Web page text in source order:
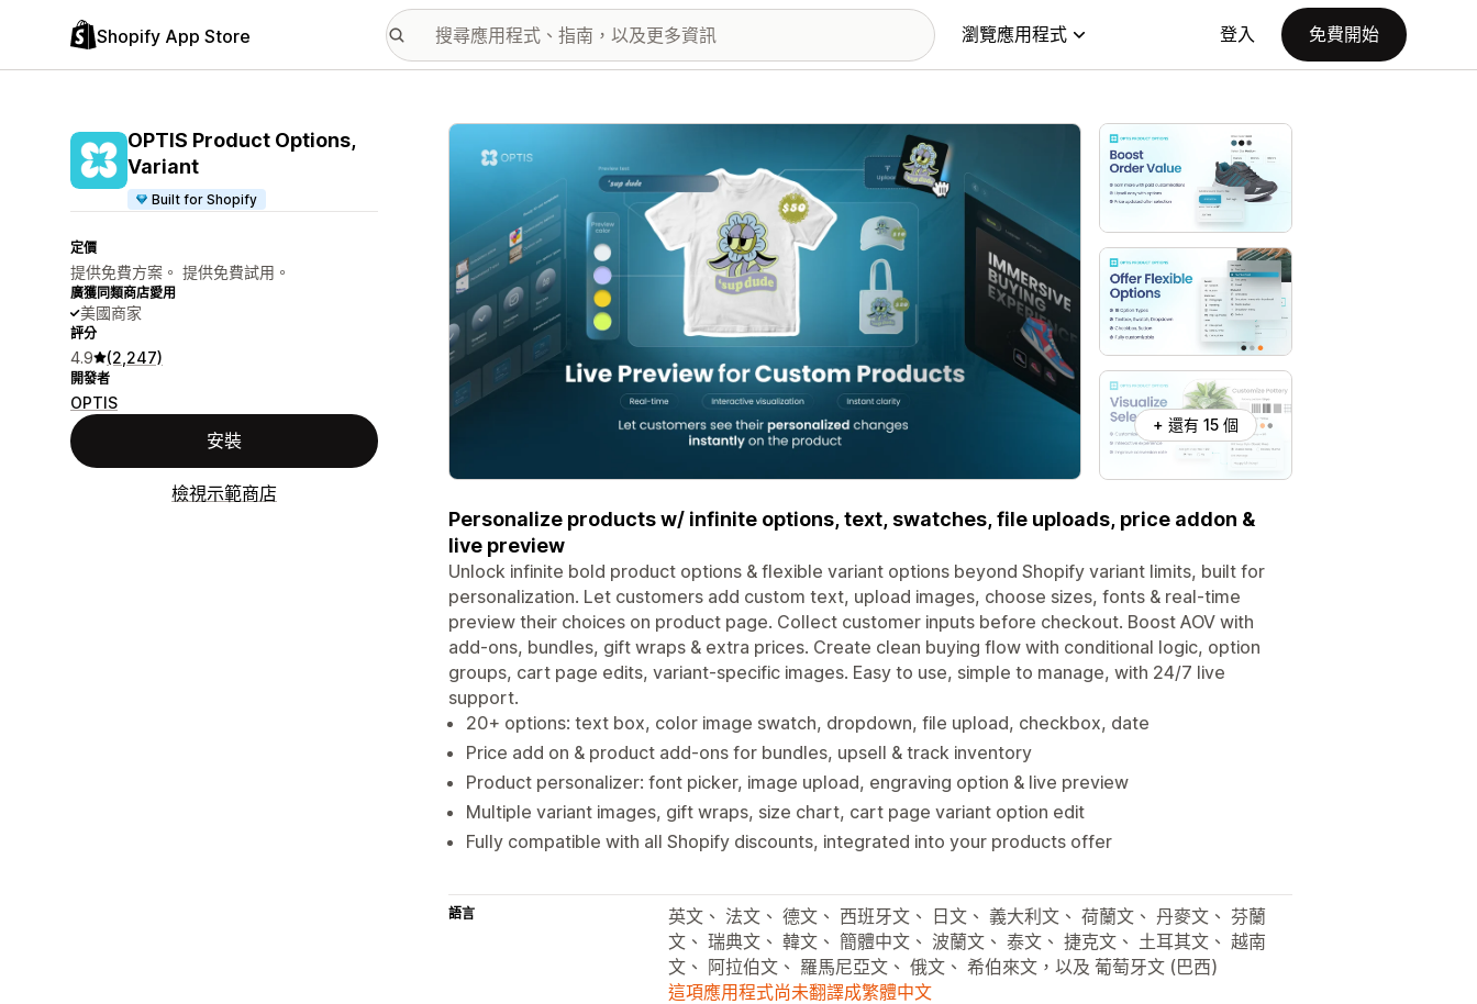
Shopify App Store 瀏覽應用程式 登入 免費開始
OPTIS Product Options,
Variant
Built for Shopify
定價
提供免費方案。 提供免費試用。
廣獲同類商店愛用
美國商家
評分
4.9 (2,247)
開發者
OPTIS
安裝
檢視示範商店
主要圖片圖庫
+ 還有 15 個
Personalize products w/ infinite options, text, swatches, file uploads, price addon &
live preview
Unlock infinite bold product options & flexible variant options beyond Shopify variant limits, built for
personalization. Let customers add custom text, upload images, choose sizes, fonts & real-time
preview their choices on product page. Collect customer inputs before checkout. Boost AOV with
add-ons, bundles, gift wraps & extra prices. Create clean buying flow with conditional logic, option
groups, cart page edits, variant-specific images. Easy to use, simple to manage, with 24/7 live
support.
20+ options: text box, color image swatch, dropdown, file upload, checkbox, date
Price add on & product add-ons for bundles, upsell & track inventory
Product personalizer: font picker, image upload, engraving option & live preview
Multiple variant images, gift wraps, size chart, cart page variant option edit
Fully compatible with all Shopify discounts, integrated into your products offer
語言
英文、 法文、 德文、 西班牙文、 日文、 義大利文、 荷蘭文、 丹麥文、 芬蘭
文、 瑞典文、 韓文、 簡體中文、 波蘭文、 泰文、 捷克文、 土耳其文、 越南
文、 阿拉伯文、 羅馬尼亞文、 俄文、 希伯來文，以及 葡萄牙文 (巴西)
這項應用程式尚未翻譯成繁體中文